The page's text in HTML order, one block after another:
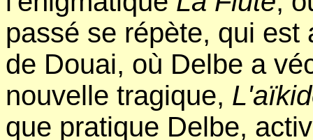
passé se répète, qui
de Douai, où Delbe a
nouvelle tragique,
que pratique Delbe,